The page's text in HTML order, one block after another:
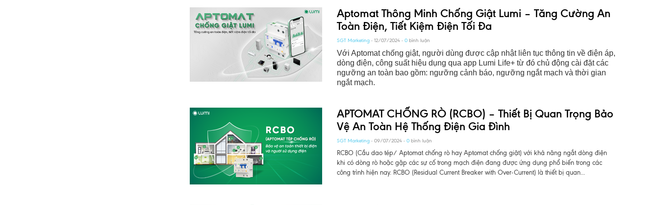
Aptomat Thông Minh Chống Giật Lumi – Tăng Cường An
Toàn Điện, Tiết Kiệm Điện Tối Đa
SGT Marketing- 12/07/2024 - 0bình luận
Với Aptomat chống giật, người dùng được cập nhật liên tục thông tin về điện áp,
dòng điện, công suất hiệu dụng qua app Lumi Life+ từ đó chủ động cài đặt các
ngưỡng an toàn bao gồm: ngưỡng cảnh báo, ngưỡng ngắt mạch và thời gian
ngắt mạch.
APTOMAT CHỐNG RÒ (RCBO) – Thiết Bị Quan Trọng Bảo
Vệ An Toàn Hệ Thống Điện Gia Đình
SGT Marketing- 09/07/2024 - 0bình luận
RCBO (Cầu dao tép/ Aptomat chống rò hay Aptomat chống giật) với khả năng ngắt dòng điện
khi có dòng rò hoặc gặp các sự cố trong mạch điện đang được ứng dụng phổ biến trong các
công trình hiện nay. RCBO (Residual Current Breaker with Over-Current) là thiết bị quan...